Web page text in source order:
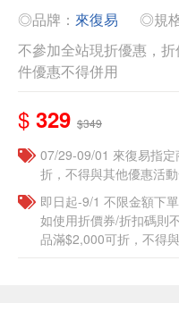
◎品牌： 來復易
◎規
不參加全站現折優惠，
件優惠不得併用
$ 329 $349
07/29-09/01 來復易指
折，不得與其他優惠活
即日起-9/1 不限金額下
如使用折價券/折扣碼則
品滿$2,000可折，不得